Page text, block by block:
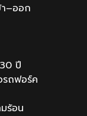
–ออก
ปี
รถฟอร์ค
ร้อน